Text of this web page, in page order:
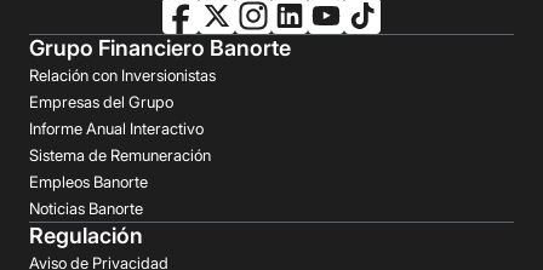
Grupo Financiero Banorte
Relación con Inversionistas
Empresas del Grupo
Informe Anual Interactivo
Sistema de Remuneración
Empleos Banorte
Noticias Banorte
Regulación
Aviso de Privacidad